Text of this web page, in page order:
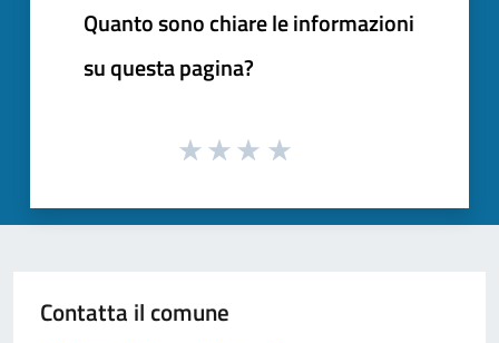
Quanto sono chiare le informazioni
su questa pagina?
Contatta il comune